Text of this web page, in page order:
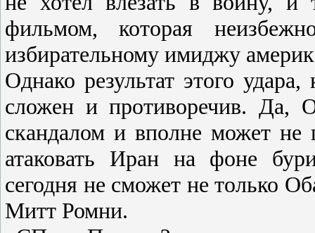
фильмом, которая
избирательному имиджу
Однако результат этого
сложен и противоречив. Да,
скандалом и вполне может не
атаковать Иран на фоне
сегодня не сможет не только
Митт Ромни.